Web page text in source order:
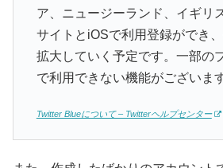
ア、ニュージーランド、イギリ
サイトとiOSで利用登録ができ
拡大していく予定です。一部の
で利用できない機能がございます
Twitter Blueについて – Twitterヘルプセンター